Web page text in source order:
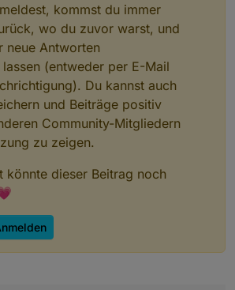
kommst du immer
wo du zuvor warst, und
neue Antworten
(entweder per E-Mail
Du kannst auch
und Beiträge positiv
Community-Mitgliedern
zu zeigen.
könnte dieser Beitrag noch